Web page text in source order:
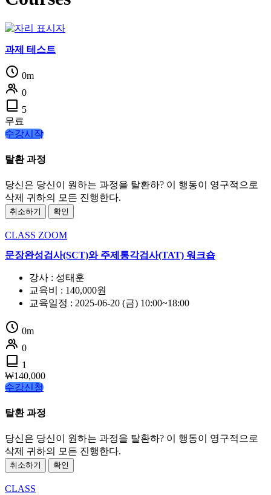
과제 테스트
0m
0
5
무료
수강시작
탈환 과정
당신은 당신이 원하는 과정을 탈환하? 이 행동이 영구적으로
삭제 귀하의 모든 진행한다.
취소하기 확인
CLASS ZOOM
문장완성검사(SCT)와 주제통각검사(TAT) 워크숍
강사 : 성태훈
교육비 : 140,000원
교육일정 : 2025-06-20 (금) 10:00~18:00
0m
0
1
₩140,000
수강신청
탈환 과정
당신은 당신이 원하는 과정을 탈환하? 이 행동이 영구적으로
삭제 귀하의 모든 진행한다.
취소하기 확인
CLASS